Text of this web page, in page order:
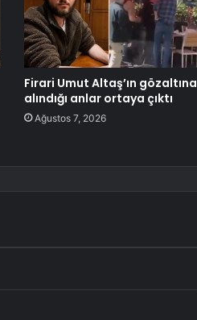
Firari Umut Altaş’ın gözaltına
alındığı anlar ortaya çıktı
Ağustos 7, 2026